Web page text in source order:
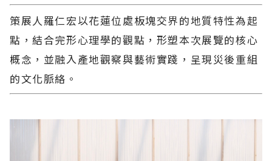
策展人羅仁宏以花蓮位處板塊交界的地質特性為起
點，結合完形心理學的觀點，形塑本次展覽的核心
概念，並融入產地觀察與藝術實踐，呈現災後重組
的文化脈絡。